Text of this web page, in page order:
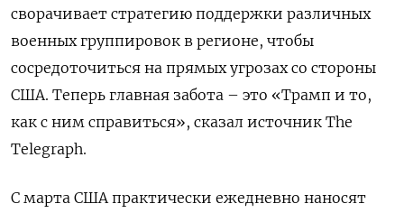
ПОДПИСАТЬСЯ
сворачивает стратегию поддержки различных
военных группировок в регионе, чтобы
сосредоточиться на прямых угрозах со стороны
США. Теперь главная забота – это «Трамп и то,
как с ним справиться», сказал источник The
Telegraph.
С марта США практически ежедневно наносят